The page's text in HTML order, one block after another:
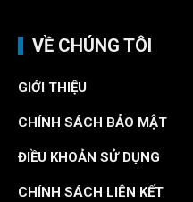
VỀ CHÚNG TÔI
GIỚI THIỆU
CHÍNH SÁCH BẢO MẬT
ĐIỀU KHOẢN SỬ DỤNG
CHÍNH SÁCH LIÊN KẾT